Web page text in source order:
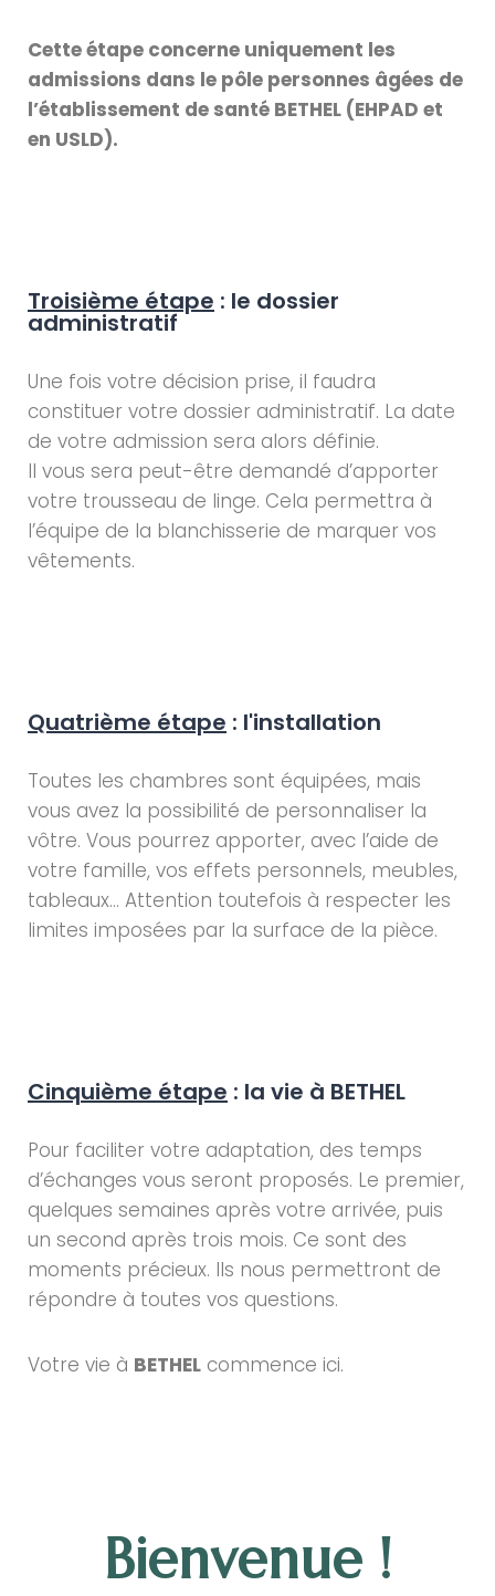
Cette étape concerne uniquement les
admissions dans le pôle personnes âgées de
l’établissement de santé BETHEL (EHPAD et
en USLD).
Troisième étape : le dossier
administratif
Une fois votre décision prise, il faudra
constituer votre dossier administratif. La date
de votre admission sera alors définie.
Il vous sera peut-être demandé d’apporter
votre trousseau de linge. Cela permettra à
l’équipe de la blanchisserie de marquer vos
vêtements.
Quatrième étape : l'installation
Toutes les chambres sont équipées, mais
vous avez la possibilité de personnaliser la
vôtre. Vous pourrez apporter, avec l’aide de
votre famille, vos effets personnels, meubles,
tableaux… Attention toutefois à respecter les
limites imposées par la surface de la pièce.
Cinquième étape : la vie à BETHEL
Pour faciliter votre adaptation, des temps
d’échanges vous seront proposés. Le premier,
quelques semaines après votre arrivée, puis
un second après trois mois. Ce sont des
moments précieux. Ils nous permettront de
répondre à toutes vos questions.
Votre vie à BETHEL commence ici.
Bienvenue !